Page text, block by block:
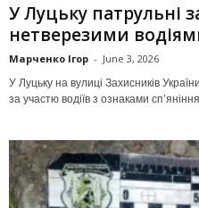
У Луцьку патрульні
нетверезими
Марченко Ігор - June 3, 2026
У Луцьку на вулиці Захисників
за участю водіїв з ознаками